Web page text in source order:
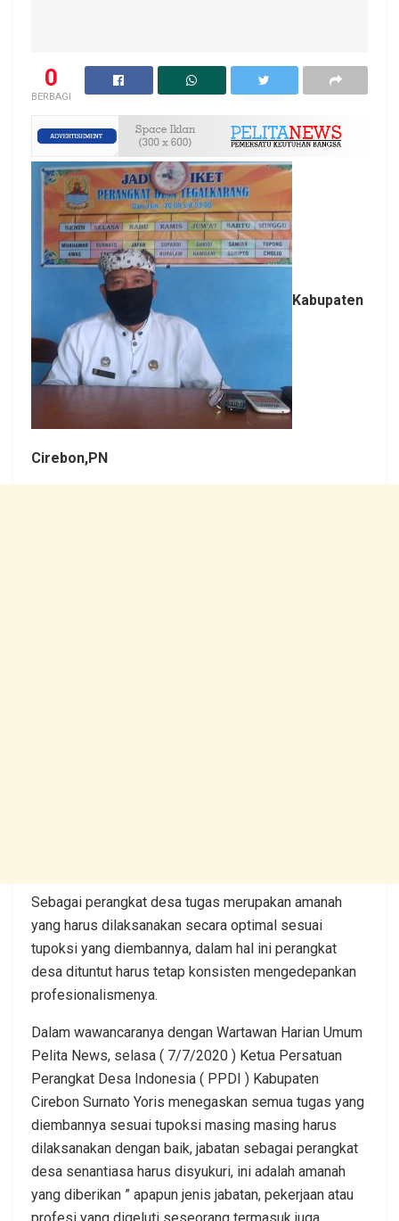
0
BERBAGI
Kabupaten
Cirebon,PN
Sebagai perangkat desa tugas merupakan amanah
yang harus dilaksanakan secara optimal sesuai
tupoksi yang diembannya, dalam hal ini perangkat
desa dituntut harus tetap konsisten mengedepankan
profesionalismenya.
Dalam wawancaranya dengan Wartawan Harian Umum
Pelita News, selasa ( 7/7/2020 ) Ketua Persatuan
Perangkat Desa Indonesia ( PPDI ) Kabupaten
Cirebon Surnato Yoris menegaskan semua tugas yang
diembannya sesuai tupoksi masing masing harus
dilaksanakan dengan baik, jabatan sebagai perangkat
desa senantiasa harus disyukuri, ini adalah amanah
yang diberikan ” apapun jenis jabatan, pekerjaan atau